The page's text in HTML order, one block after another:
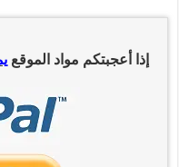
إذا أعجبتكم مواد الموقع